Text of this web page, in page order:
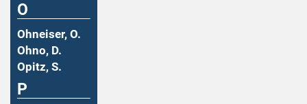
O
Ohneiser, O.
Ohno, D.
Opitz, S.
P